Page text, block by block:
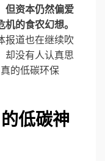
但资本仍然偏爱
的食农幻想。
报道也在继续吹
却没有人认真思
的低碳环保
低碳神